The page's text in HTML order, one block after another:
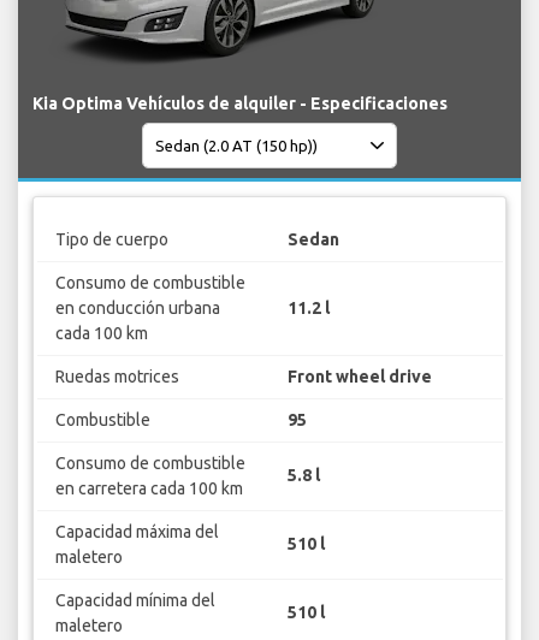
Kia Optima Vehículos de alquiler - Especificaciones
Tipo de cuerpo Sedan
Consumo de combustible
en conducción urbana
cada 100 km
11.2 l
Ruedas motrices Front wheel drive
Combustible 95
Consumo de combustible
en carretera cada 100 km
5.8 l
Capacidad máxima del
maletero
510 l
Capacidad mínima del
maletero
510 l